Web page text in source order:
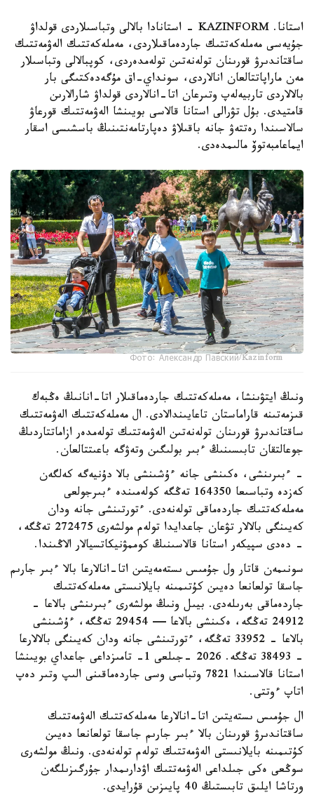
استانا. KAZINFORM - استانادا بالالى وتباسىلاردى قولداۋ
جۇيەسى مەملەكەتتىك جاردەماقىلاردى، مەملەكەتتىك الەۋمەتتىك
ساقتاندىرۋ قورىنان تولەنەتىن تولەمدەردى، كوپبالالى وتباسىلار
مەن ماراپاتتالعان انالاردى، سونداي-اق مۇگەدەكتىگى بار
بالالاردى تاربيەلەپ وتىرعان اتا-انالاردى قولداۋ شارالارىن
قامتيدى. بۇل تۋرالى استانا قالاسى بويىنشا الەۋمەتتىك قورعاۋ
سالاسىندا رەتتەۋ جانە باقىلاۋ دەپارتامەنتىنىڭ باسشىسى اسقار
ايماعامبەتوۆ مالىمدەدى.
Фото: Александр Павский/Kazinform
ونىڭ ايتۋىنشا، مەملەكەتتىك جاردەماقىلار اتا-انانىڭ ەڭبەك
قىزمەتىنە قاراماستان تاعايىندالادى. ال مەملەكەتتىك الەۋمەتتىك
ساقتاندىرۋ قورىنان تولەنەتىن الەۋمەتتىك تولەمدەر ازاماتتاردىڭ
جوعالتقان تابىسىنىڭ ءبىر بولىگىن وتەۋگە باعىتتالعان.
- ءبىرىنشى، ەكىنشى جانە ءۇشىنشى بالا دۇنيەگە كەلگەن
كەزدە وتباسىعا 164350 تەڭگە كولەمىندە ءبىرجولعى
مەملەكەتتىك جاردەماقى تولەنەدى. ءتورتىنشى جانە ودان
كەيىنگى بالالار تۋعان جاعدايدا تولەم مولشەرى 272475 تەڭگە،
- دەدى سپيكەر استانا قالاسىنىڭ كوممۋنيكاتسيالار الاڭىندا.
سونىمەن قاتار ول جۇمىس ىستەمەيتىن اتا-انالارعا بالا ءبىر جارىم
جاسقا تولعانعا دەيىن كۇتىمىنە بايلانىستى مەملەكەتتىك
جاردەماقى بەرىلەدى. بيىل ونىڭ مولشەرى ءبىرىنشى بالاعا -
24912 تەڭگە، ەكىنشى بالاعا — 29454 تەڭگە، ءۇشىنشى
بالاعا - 33952 تەڭگە، ءتورتىنشى جانە ودان كەيىنگى بالالارعا
- 38493 تەڭگە. 2026 -جىلعى 1- تامىزداعى جاعداي بويىنشا
استانا قالاسىندا 7821 وتباسى وسى جاردەماقىنى الىپ وتىر دەپ
اتاپ ءوتتى.
ال جۇمىس ىستەيتىن اتا-انالارعا مەملەكەتتىك الەۋمەتتىك
ساقتاندىرۋ قورىنان بالا ءبىر جارىم جاسقا تولعانعا دەيىن
كۇتىمىنە بايلانىستى الەۋمەتتىك تولەم تولەنەدى. ونىڭ مولشەرى
سوڭعى ەكى جىلداعى الەۋمەتتىك اۋدارىمدار جۇرگىزىلگەن
ورتاشا ايلىق تابىستىڭ 40 پايىزىن قۇرايدى.